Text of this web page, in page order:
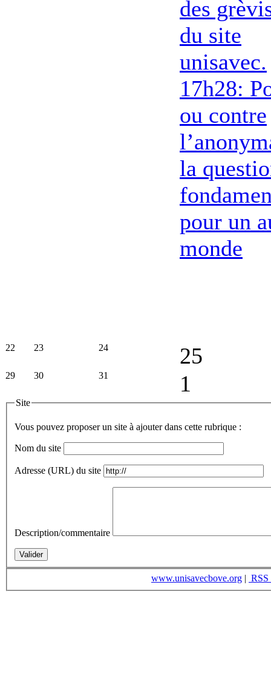
des
du site
unisavec.
17h28:
ou contre
la
pour un
monde
22 23 24 25
29 30 31 1
Site
Vous pouvez proposer un site à ajouter dans cette rubrique :
Nom du site
Adresse (URL) du site
Description/commentaire
www.unisavecbove.org | RSS